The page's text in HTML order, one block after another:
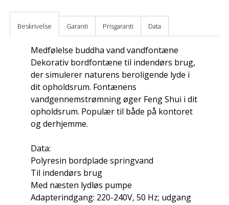
Beskrivelse Garanti Prisgaranti Data
Medfølelse buddha vand vandfontæne
Dekorativ bordfontæne til indendørs brug,
der simulerer naturens beroligende lyde i
dit opholdsrum. Fontænens
vandgennemstrømning øger Feng Shui i dit
opholdsrum. Populær til både på kontoret
og derhjemme.
Data:
Polyresin bordplade springvand
Til indendørs brug
Med næsten lydløs pumpe
Adapterindgang: 220-240V, 50 Hz; udgang